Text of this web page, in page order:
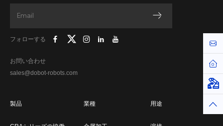
フォローする
お問い合わせ
sales@dobot-robots.com
製品 業種 用途
お
ホ
仮
ト